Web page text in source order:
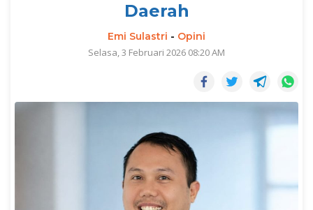
Daerah
Emi Sulastri - Opini
Selasa, 3 Februari 2026 08:20 AM